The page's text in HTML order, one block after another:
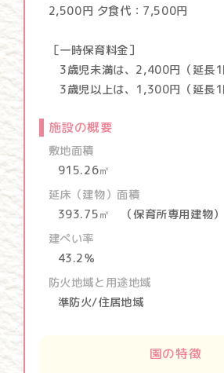
2,500円 夕食代：7,500円
［一時保育料金］
3歳児未満は、2,400円（延長1
3歳児以上は、1,300円（延長1
施設の概要
敷地面積
915.26㎡
延床（建物）面積
393.75㎡ （保育所専用建物）
建ぺい率
43.2％
防火地域と用途地域
準防火/住居地域
園の特徴